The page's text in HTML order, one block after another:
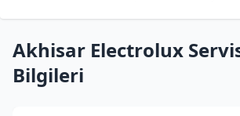
Akhisar Electrolux
Bilgileri